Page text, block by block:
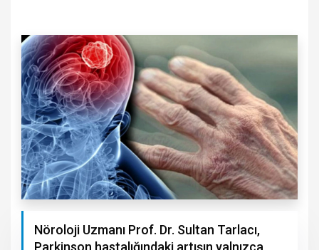
Nöroloji Uzmanı Prof. Dr. Sultan Tarlacı,
Parkinson hastalığındaki artışın yalnızca